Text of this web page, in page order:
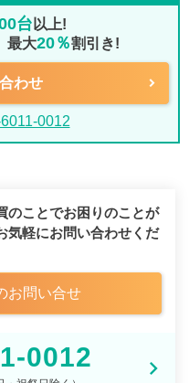
台 以上!
最大20％割引き!
わせ
0012
のことでお困りのことが
気軽にお問い合わせくだ
お問い合せ
0012